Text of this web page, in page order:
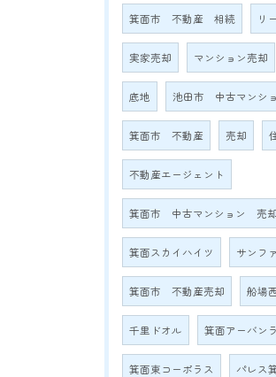
箕面市 不動産 相続 リ
実家売却 マンション売却
底地 池田市 中古マンシ
箕面市 不動産 売却
不動産エージェント
箕面市 中古マンション 売却
箕面スカイハイツ サンフ
箕面市 不動産売却 船場
千里ドオル 箕面アーバン
箕面東コーポラス パレス